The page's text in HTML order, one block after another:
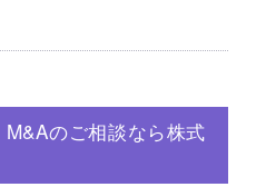
のご相談なら株式